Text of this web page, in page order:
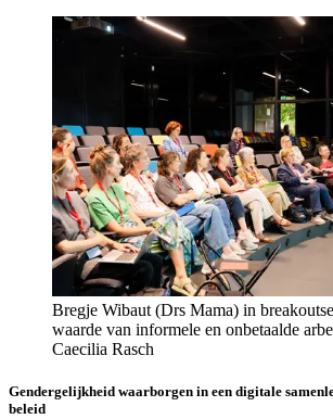
Bregje Wibaut (Drs Mama) in
waarde van informele en onbetaalde
Caecilia Rasch
Gendergelijkheid waarborgen in een digitale
beleid